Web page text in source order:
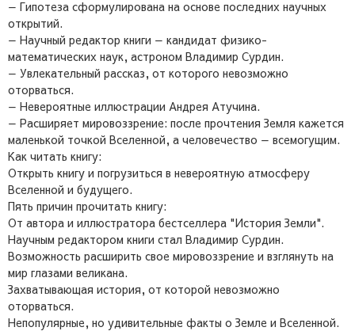
— Гипотеза сформулирована на основе последних научных
открытий.
— Научный редактор книги — кандидат физико-
математических наук, астроном Владимир Сурдин.
— Увлекательный рассказ, от которого невозможно
оторваться.
— Невероятные иллюстрации Андрея Атучина.
— Расширяет мировоззрение: после прочтения Земля кажется
маленькой точкой Вселенной, а человечество — всемогущим.
Как читать книгу:
Открыть книгу и погрузиться в невероятную атмосферу
Вселенной и будущего.
Пять причин прочитать книгу:
От автора и иллюстратора бестселлера "История Земли".
Научным редактором книги стал Владимир Сурдин.
Возможность расширить свое мировоззрение и взглянуть на
мир глазами великана.
Захватывающая история, от которой невозможно
оторваться.
Непопулярные, но удивительные факты о Земле и Вселенной.